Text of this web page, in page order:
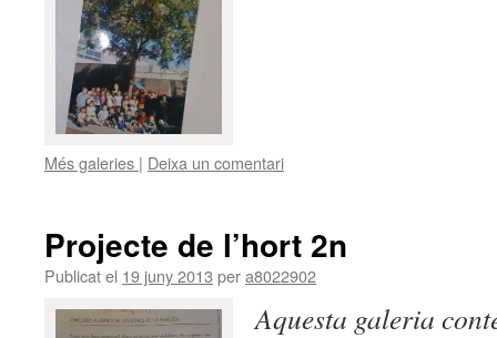
Més galeries | Deixa un comentari
Projecte de l’hort 2n
Publicat el 19 juny 2013 pera8022902
Aquesta galeria